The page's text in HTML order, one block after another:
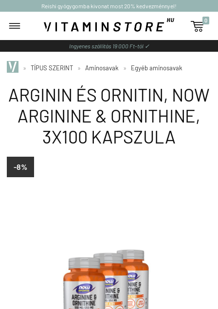
Reishi gyógygomba kivonat most 20% kedvezménnyel!

0
Ingyenes szállítás 19 000 Ft-tól ✓
» TÍPUS SZERINT » Aminosavak » Egyéb aminosavak
ARGININ ÉS ORNITIN, NOW
ARGININE & ORNITHINE,
3X100 KAPSZULA
-8%